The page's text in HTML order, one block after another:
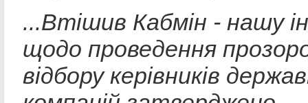
...Втішив Кабмін - нашу
щодо проведення
відбору керівників